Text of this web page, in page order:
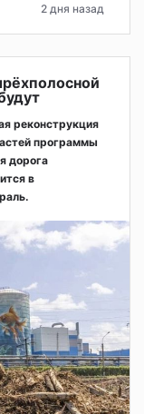
2 дня назад
реконструкция
программы
дорога
в